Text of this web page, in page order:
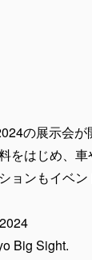
の展示会が
をはじめ、
ンもイベ
Big Sight.